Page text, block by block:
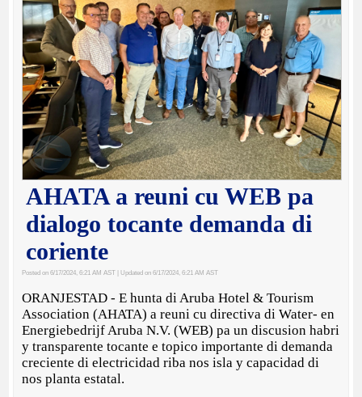
AHATA a reuni cu WEB pa
dialogo tocante demanda di
coriente
Posted on 6/17/2024, 6:21 AM AST | Updated on 6/17/2024, 6:21 AM AST
ORANJESTAD - E hunta di Aruba Hotel & Tourism
Association (AHATA) a reuni cu directiva di Water- en
Energiebedrijf Aruba N.V. (WEB) pa un discusion habri
y transparente tocante e topico importante di demanda
creciente di electricidad riba nos isla y capacidad di
nos planta estatal.